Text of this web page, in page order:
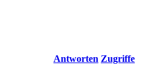
Antworten Zugriffe